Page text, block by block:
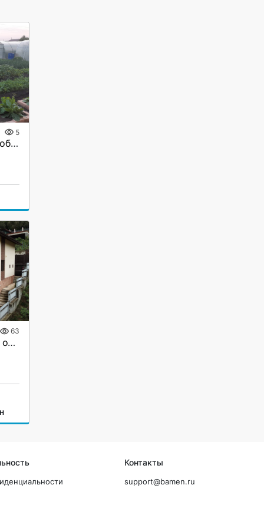
5
Продам коттедж в пос.Бобровский
63
Дом 253 м² в Сочи, 5 км от моря, вид на море и горы, 7 соток, евроремонт
Контакты
support@bamen.ru